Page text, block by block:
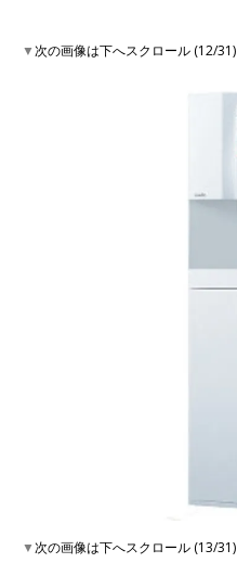
▼次の画像は下へスクロール (12/31)
▼次の画像は下へスクロール (13/31)